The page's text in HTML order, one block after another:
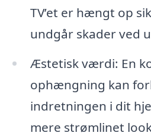
TV’et er hængt op
undgår skader ved
Æstetisk værdi: En
ophængning kan
indretningen i dit
mere strømlinet